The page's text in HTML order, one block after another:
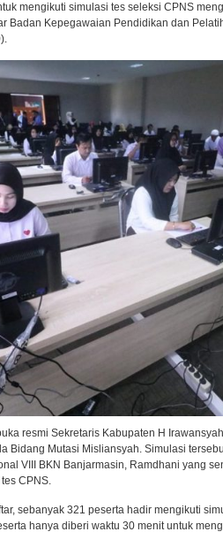
mengikuti simulasi tes seleksi CPNS
Badan Kepegawaian Pendidikan dan
resmi Sekretaris Kabupaten H
Bidang Mutasi Misliansyah. Simulasi
VIII BKN Banjarmasin, Ramdhani yang
CPNS.
sebanyak 321 peserta hadir mengikuti
hanya diberi waktu 30 menit untuk